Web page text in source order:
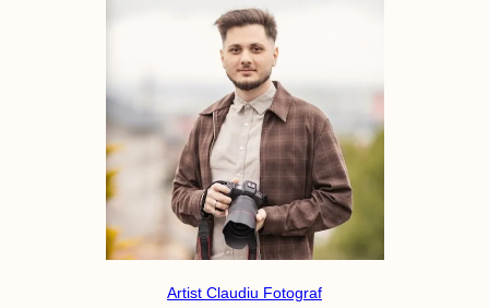
Artist Claudiu Fotograf